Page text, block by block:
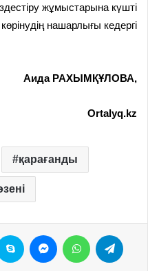
жұмыстарына күшті
нашарлығы кедергі
Аида РАХЫМҚҰЛОВА,
Ortalyq.kz
қарағанды